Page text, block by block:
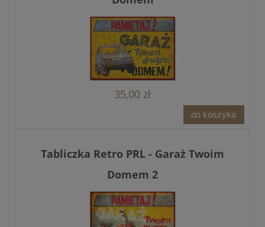
35,00 zł
do koszyka
Tabliczka Retro PRL - Garaż Twoim
Domem 2